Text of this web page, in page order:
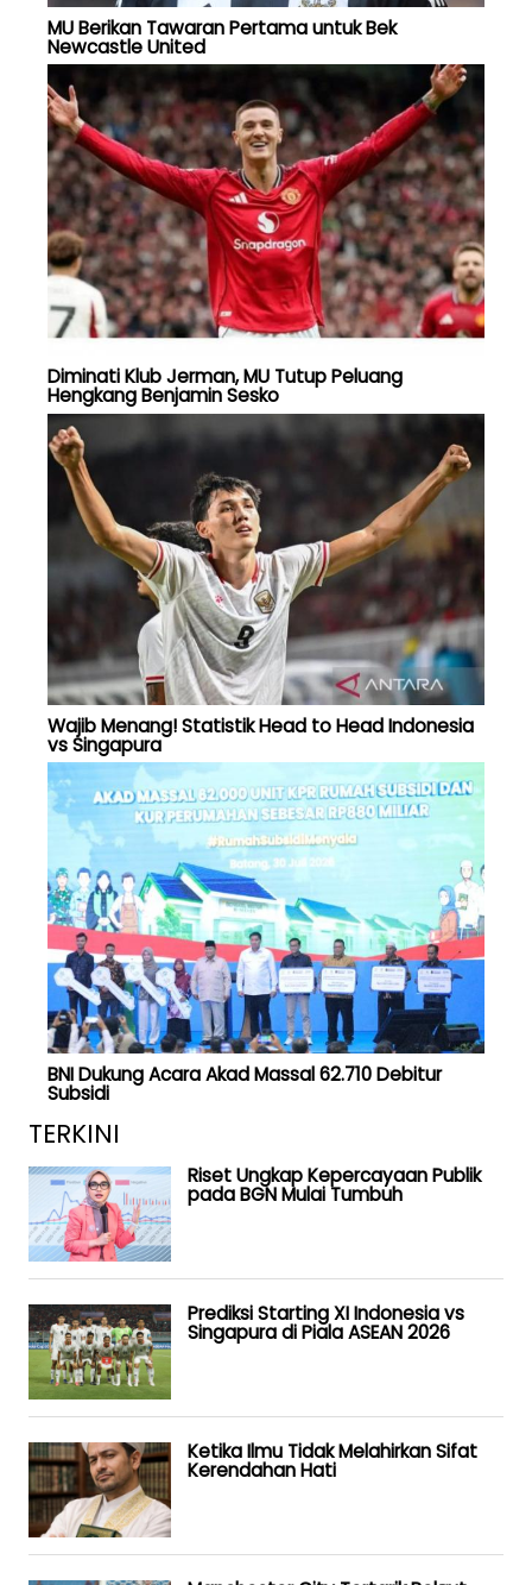
MU Berikan Tawaran Pertama untuk Bek
Newcastle United
Diminati Klub Jerman, MU Tutup Peluang
Hengkang Benjamin Sesko
Wajib Menang! Statistik Head to Head Indonesia
vs Singapura
BNI Dukung Acara Akad Massal 62.710 Debitur
Subsidi
TERKINI
Riset Ungkap Kepercayaan Publik
pada BGN Mulai Tumbuh
Prediksi Starting XI Indonesia vs
Singapura di Piala ASEAN 2026
Ketika Ilmu Tidak Melahirkan Sifat
Kerendahan Hati